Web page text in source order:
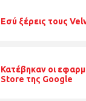
Εσύ ξέρεις τους
Κατέβηκαν οι
Store της Google